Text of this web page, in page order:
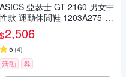
ASICS 亞瑟士 GT-2160 男女中
性款 運動休閒鞋 1203A275-00
$2,506
5 (4)
活動 券